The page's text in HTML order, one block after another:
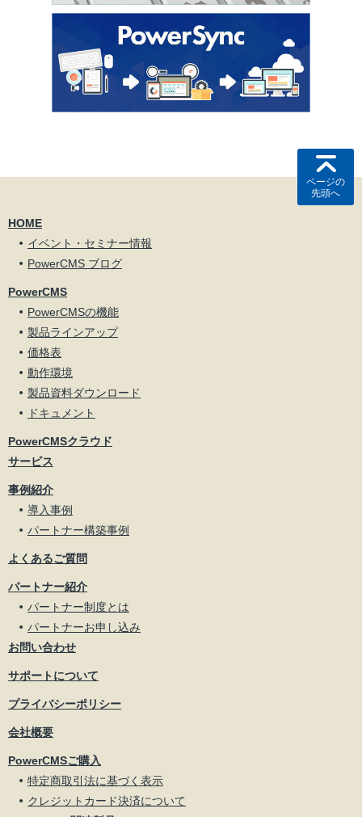
ページの
先頭へ
HOME
イベント・セミナー情報
PowerCMS ブログ
PowerCMS
PowerCMSの機能
製品ラインアップ
価格表
動作環境
製品資料ダウンロード
ドキュメント
PowerCMSクラウド
サービス
事例紹介
導入事例
パートナー構築事例
よくあるご質問
パートナー紹介
パートナー制度とは
パートナーお申し込み
お問い合わせ
サポートについて
プライバシーポリシー
会社概要
PowerCMSご購入
特定商取引法に基づく表示
クレジットカード決済について